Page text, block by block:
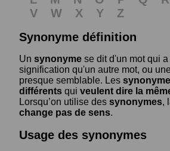
V
W X Y
Z
Synonyme définition
Un synonyme se dit d'un mot qui
signification qu'un autre mot, ou
presque semblable. Les
différents qui veulent dire la
Lorsqu’on utilise des synonymes,
change pas de sens.
Usage des synonymes